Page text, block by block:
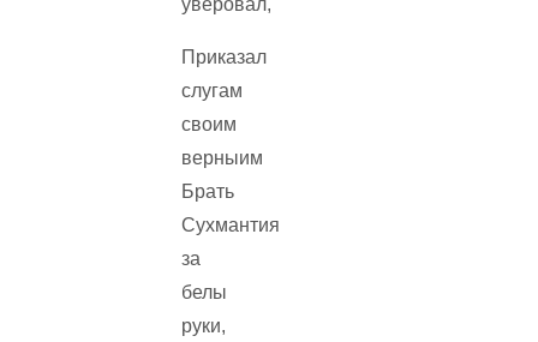
Приказал
слугам
своим
верныим
Брать
Сухмантия
за
белы
руки,